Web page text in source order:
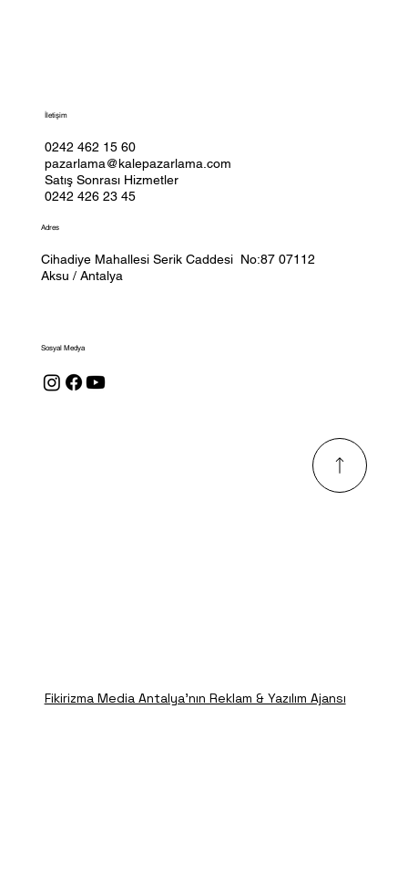
İletişim
0242 462 15 60
pazarlama@kalepazarlama.com
Satış Sonrası Hizmetler
0242 426 23 45
Adres
Cihadiye Mahallesi Serik Caddesi No:87 07112
Aksu / Antalya
Sosyal Medya
Fikirizma Media Antalya'nın Reklam & Yazılım Ajansı